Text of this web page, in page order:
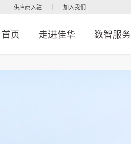
供应商入驻 加入我们
首页 走进佳华 数智服务